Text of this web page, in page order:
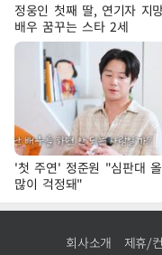
정웅인 첫째 딸, 연기자 지
배우 꿈꾸는 스타 2세
'첫 주연' 정준원 "심판대
많이 걱정돼"
회사소개 제휴/